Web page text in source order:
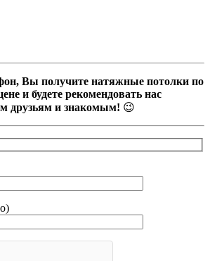
Вы получите натяжные потолки по
и будете рекомендовать нас
друзьям и знакомым! 😉